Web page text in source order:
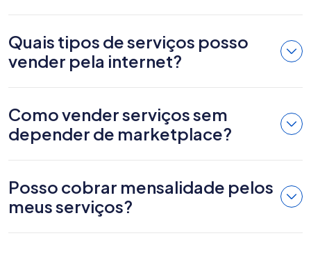
Quais tipos de serviços posso
vender pela internet?
Como vender serviços sem
depender de marketplace?
Posso cobrar mensalidade pelos
meus serviços?